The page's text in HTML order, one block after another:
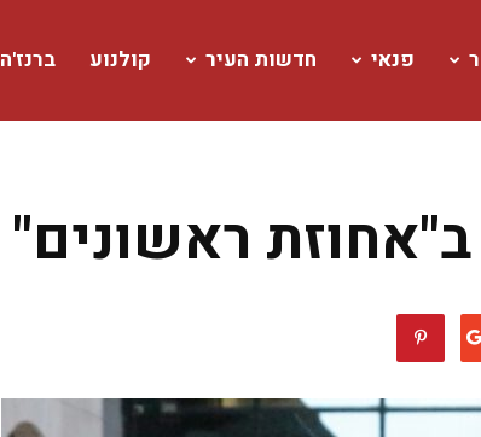
פנאי חדשות העיר קולנוע ברנז'ה
ב"אחוזת ראשונים"